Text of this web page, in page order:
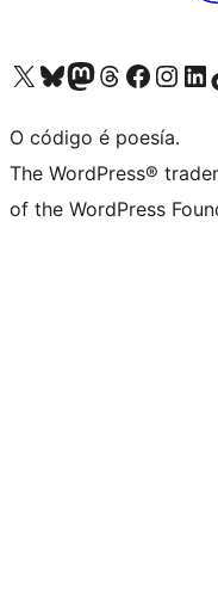
Visita la cuenta de X (anteriormente Twitter)
Visita a nosa conta de Bluesky
Visita a nosa conta de Mastodon
Visita a nosa conta de Threads
Visita a nosa páxina
Visita a nosa
Visita a
O código é poesía.
The WordPress®
of the WordPress